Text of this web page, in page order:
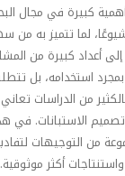
كبيرة في مجال
لما تتميز به من
أعداد كبيرة من
استخدامه، بل
من الدراسات
الاستبانات. في
من التوجيهات
أكثر موثوقية.